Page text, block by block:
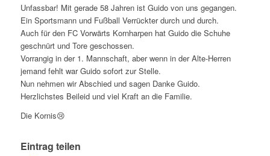
Unfassbar! Mit gerade 58 Jahren ist Guido von uns gegangen.
Ein Sportsmann und Fußball Verrückter durch und durch.
Auch für den FC Vorwärts Kornharpen hat Guido die Schuhe
geschnürt und Tore geschossen.
Vorrangig in der 1. Mannschaft, aber wenn in der Alte-Herren
jemand fehlt war Guido sofort zur Stelle.
Nun nehmen wir Abschied und sagen Danke Guido.
Herzlichstes Beileid und viel Kraft an die Familie.
Die Kornis😢
Eintrag teilen